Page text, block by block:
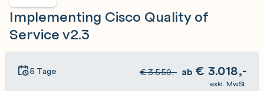
Implementing Cisco Quality of
Service v2.3
5 Tage €3.550,- ab € 3.018,-
exkl. MwSt.